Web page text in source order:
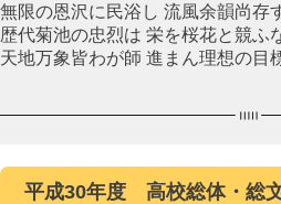
無限の恩沢に民浴し 流風余韻尚存
歴代菊池の忠烈は 栄を桜花と競ふ
天地万象皆わが師 進まん理想の目
平成30年度 高校総体・総